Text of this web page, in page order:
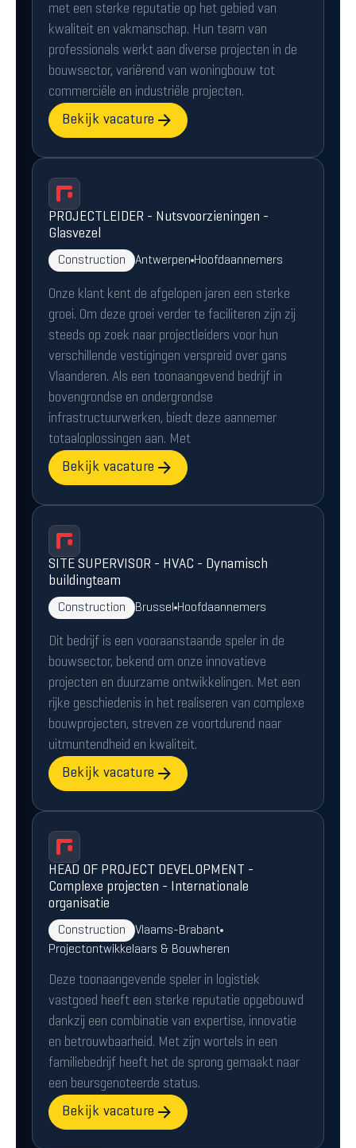
met een sterke reputatie op het gebied van
kwaliteit en vakmanschap. Hun team van
professionals werkt aan diverse projecten in de
bouwsector, variërend van woningbouw tot
commerciële en industriële projecten.
Bekijk vacature
PROJECTLEIDER - Nutsvoorzieningen -
Glasvezel
Construction Antwerpen Hoofdaannemers
Onze klant kent de afgelopen jaren een sterke
groei. Om deze groei verder te faciliteren zijn zij
steeds op zoek naar projectleiders voor hun
verschillende vestigingen verspreid over gans
Vlaanderen. Als een toonaangevend bedrijf in
bovengrondse en ondergrondse
infrastructuurwerken, biedt deze aannemer
totaaloplossingen aan. Met
Bekijk vacature
SITE SUPERVISOR - HVAC - Dynamisch
buildingteam
Construction Brussel Hoofdaannemers
Dit bedrijf is een vooraanstaande speler in de
bouwsector, bekend om onze innovatieve
projecten en duurzame ontwikkelingen. Met een
rijke geschiedenis in het realiseren van complexe
bouwprojecten, streven ze voortdurend naar
uitmuntendheid en kwaliteit.
Bekijk vacature
HEAD OF PROJECT DEVELOPMENT -
Complexe projecten - Internationale
organisatie
Construction
Vlaams-Brabant
Projectontwikkelaars & Bouwheren
Deze toonaangevende speler in logistiek
vastgoed heeft een sterke reputatie opgebouwd
dankzij een combinatie van expertise, innovatie
en betrouwbaarheid. Met zijn wortels in een
familiebedrijf heeft het de sprong gemaakt naar
een beursgenoteerde status.
Bekijk vacature